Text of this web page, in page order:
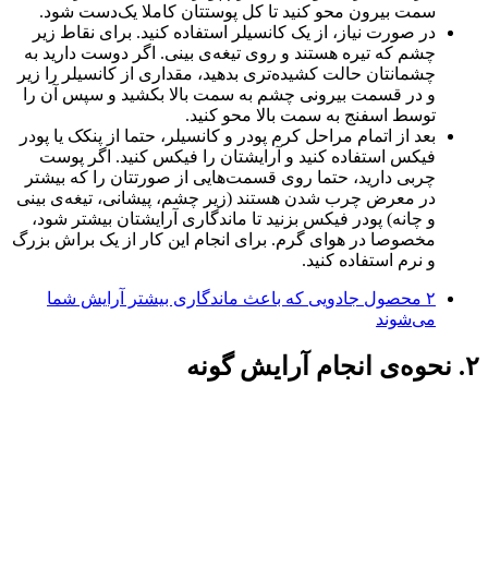
سمت بیرون محو کنید تا کل پوستتان کاملا یک‌دست شود.
در صورت نیاز، از یک کانسیلر استفاده کنید. برای نقاط زیر
چشم که تیره هستند و روی تیغه‌ی بینی. اگر دوست دارید به
چشمانتان حالت کشیده‌تری بدهید، مقداری از کانسیلر را زیر
و در قسمت بیرونی چشم به سمت بالا بکشید و سپس آن را
توسط اسفنج به سمت بالا محو کنید.
بعد از اتمام مراحل کرم پودر و کانسیلر، حتما از پنکک یا پودر
فیکس استفاده کنید و آرایشتان را فیکس کنید. اگر پوست
چربی دارید، حتما روی قسمت‌هایی از صورتتان را که بیشتر
در معرض چرب شدن هستند (زیر چشم، پیشانی، تیغه‌ی بینی
و چانه) پودر فیکس بزنید تا ماندگاری آرایشتان بیشتر شود،
مخصوصا در هوای گرم. برای انجام این کار از یک براش بزرگ
و نرم استفاده کنید.
۲ محصول جادویی که باعث ماندگاری بیشتر آرایش شما
می‌شوند
۲. نحوه‌ی انجام آرایش گونه